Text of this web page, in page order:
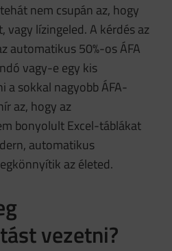
nem csupán az, hogy
vagy lízingeled. A kérdés az
automatikus 50%-os ÁFA
vagy-e egy kis
a sokkal nagyobb ÁFA-
az, hogy az
bonyolult Excel-táblákat
automatikus
az életed.
vezetni?